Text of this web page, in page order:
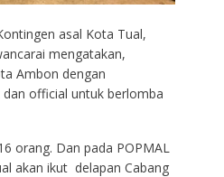
asal Kota Tual,
mengatakan,
Ambon dengan
official untuk berlomba
orang. Dan pada POPMAL
akan ikut delapan Cabang